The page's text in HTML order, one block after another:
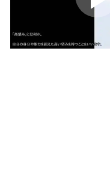
ポジ
3
スト
人生